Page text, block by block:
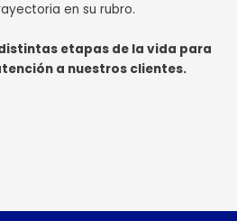
en su rubro.
etapas de la vida para
a nuestros clientes.